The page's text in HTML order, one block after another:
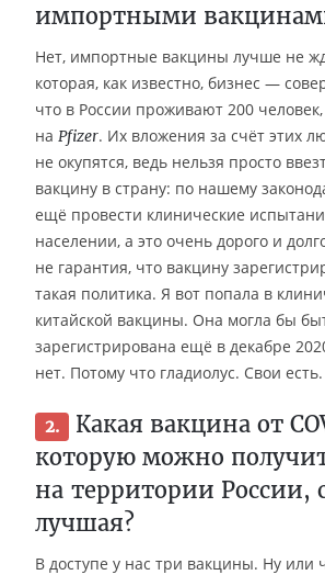
импортными
Нет, импортные вакцины лучше не
которая, как известно, бизнес —
что в России проживают 200
на Pfizer. Их вложения за счёт этих
не окупятся, ведь нельзя просто
вакцину в страну: по нашему
ещё провести клинические
населении, а это очень дорого и
не гарантия, что вакцину
такая политика. Я вот попала в
китайской вакцины. Она могла бы
зарегистрирована ещё в декабре
нет. Потому что гладиолус. Свои
2.
Какая вакцина от
которую можно
на территории России,
лучшая?
В доступе у нас три вакцины. Ну или